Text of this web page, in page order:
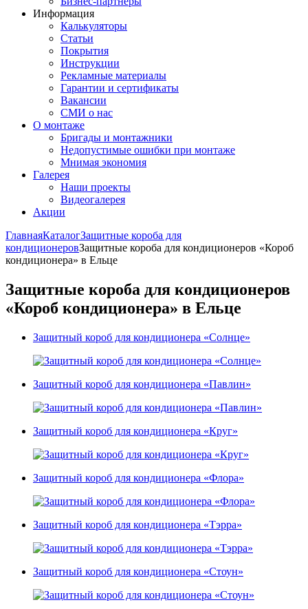
Информация
Калькуляторы
Статьи
Покрытия
Инструкции
Рекламные материалы
Гарантии и сертификаты
Вакансии
СМИ о нас
О монтаже
Бригады и монтажники
Недопустимые ошибки при монтаже
Мнимая экономия
Галерея
Наши проекты
Видеогалерея
Акции
ГлавнаяКаталогЗащитные короба для
кондиционеровЗащитные короба для кондиционеров «Короб
кондиционера» в Ельце
Защитные короба для кондиционеров
«Короб кондиционера» в Ельце
Защитный короб для кондиционера «Солнце»
Защитный короб для кондиционера «Павлин»
Защитный короб для кондиционера «Круг»
Защитный короб для кондиционера «Флора»
Защитный короб для кондиционера «Тэрра»
Защитный короб для кондиционера «Стоун»